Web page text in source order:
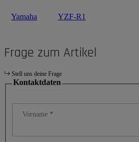
Yamaha YZF-R1
Frage zum Artikel
Stell uns deine Frage
Kontaktdaten
Vorname